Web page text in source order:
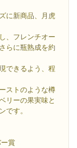
に新商品、月虎
、フレンチオー
らに瓶熟成を約
できるよう、程
ストのような樽
リーの果実味と
です。
賞